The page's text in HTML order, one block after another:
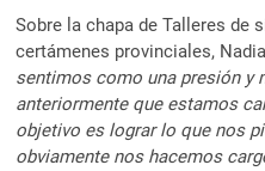
Sobre la chapa de Talleres de
certámenes provinciales,
sentimos como una presión y
anteriormente que estamos
objetivo es lograr lo que nos
obviamente nos hacemos